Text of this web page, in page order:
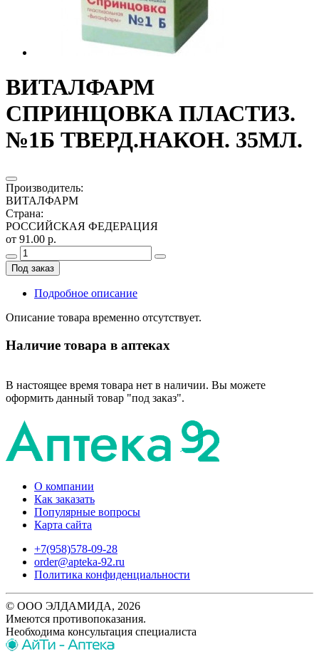
ВИТАЛФАРМ
СПРИНЦОВКА ПЛАСТИЗ.
№1Б ТВЕРД.НАКОН. 35МЛ.
Производитель:
ВИТАЛФАРМ
Страна:
РОССИЙСКАЯ ФЕДЕРАЦИЯ
от 91.00 р.
Под заказ
Подробное описание
Описание товара временно отсутствует.
Наличие товара в аптеках
В настоящее время товара нет в наличии. Вы можете
оформить данный товар "под заказ".
О компании
Как заказать
Популярные вопросы
Карта сайта
+7(958)578-09-28
order@apteka-92.ru
Политика конфиденциальности
© ООО ЭЛДАМИДА, 2026
Имеются противопоказания.
Необходима консультация специалиста